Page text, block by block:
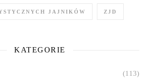
JAJNIKÓW ZJD
KATEGORIE
(113)